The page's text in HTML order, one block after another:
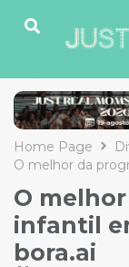
Home Page
O melhor da
O
infantil
bora.ai